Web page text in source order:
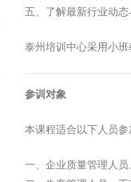
五、了解最新行业动
泰州培训中心采用小
参训对象
本课程适合以下人员参
一、企业质量管理人